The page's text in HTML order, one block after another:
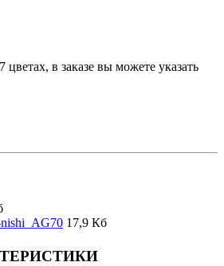
в заказе вы можете указать
17,9 Кб